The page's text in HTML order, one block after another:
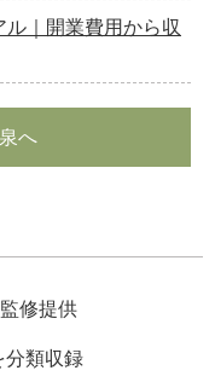
｜開業費用から収
へ
監修提供
分類収録